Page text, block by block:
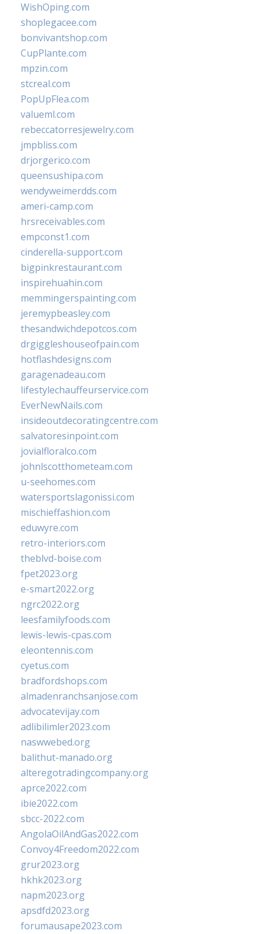
WishOping.com
shoplegacee.com
bonvivantshop.com
CupPlante.com
mpzin.com
stcreal.com
PopUpFlea.com
valueml.com
rebeccatorresjewelry.com
jmpbliss.com
drjorgerico.com
queensushipa.com
wendyweimerdds.com
ameri-camp.com
hrsreceivables.com
empconst1.com
cinderella-support.com
bigpinkrestaurant.com
inspirehuahin.com
memmingerspainting.com
jeremypbeasley.com
thesandwichdepotcos.com
drgiggleshouseofpain.com
hotflashdesigns.com
garagenadeau.com
lifestylechauffeurservice.com
EverNewNails.com
insideoutdecoratingcentre.com
salvatoresinpoint.com
jovialfloralco.com
johnlscotthometeam.com
u-seehomes.com
watersportslagonissi.com
mischieffashion.com
eduwyre.com
retro-interiors.com
theblvd-boise.com
fpet2023.org
e-smart2022.org
ngrc2022.org
leesfamilyfoods.com
lewis-lewis-cpas.com
eleontennis.com
cyetus.com
bradfordshops.com
almadenranchsanjose.com
advocatevijay.com
adlibilimler2023.com
naswwebed.org
balithut-manado.org
alteregotradingcompany.org
aprce2022.com
ibie2022.com
sbcc-2022.com
AngolaOilAndGas2022.com
Convoy4Freedom2022.com
grur2023.org
hkhk2023.org
napm2023.org
apsdfd2023.org
forumausape2023.com